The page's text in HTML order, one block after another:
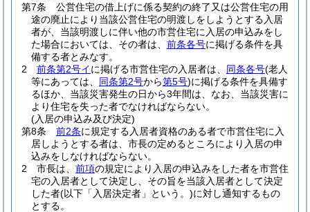
第7条
公営住宅の借上げに係る契約の終了又は公営住宅の用
途の廃止により当該公営住宅の明渡しをしようとする入居
者が、当該明渡しに伴い他の市営住宅に入居の申込みをし
た場合においては、その者は、 前条各号に掲げる条件を具
備する者とみなす。
2
前条第2号イに掲げる市営住宅の入居者は、 同条各号(老人
等にあっては、 同条第2号から第5号)に掲げる条件を具備す
るほか、当該災害発生の日から3年間は、なお、当該災害に
より住宅を失った者でなければならない。
(入居の申込み及び決定)
第8条
前2条に規定する入居者資格のある者で市営住宅に入
居しようとする者は、市長の定めるところにより入居の申
込みをしなければならない。
2
市長は、 前項の規定により入居の申込みをした者を市営住
宅の入居者として決定し、その旨を当該入居者として決定
した者(以下「入居決定者」という。)に対し通知するもの
とする。